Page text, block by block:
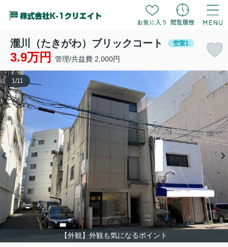
瀧川（たきがわ）ブリックコート 空室1
3.9万円 管理/共益費 2,000円
【外観】外観も気になるポイント
1/11